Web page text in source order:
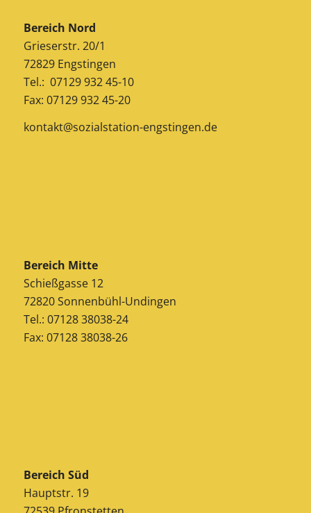
Bereich Nord
Grieserstr. 20/1
72829 Engstingen
Tel.: 07129 932 45-10
Fax: 07129 932 45-20
kontakt@sozialstation-engstingen.de
Bereich Mitte
Schießgasse 12
72820 Sonnenbühl-Undingen
Tel.: 07128 38038-24
Fax: 07128 38038-26
Bereich Süd
Hauptstr. 19